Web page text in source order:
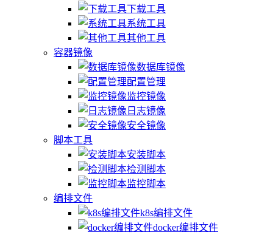
下载工具
系统工具
其他工具
容器镜像
数据库镜像
配置管理
监控镜像
日志镜像
安全镜像
脚本工具
安装脚本
检测脚本
监控脚本
编排文件
k8s编排文件
docker编排文件